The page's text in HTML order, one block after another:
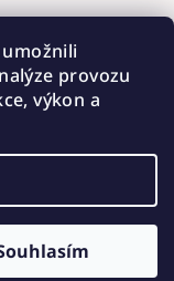
provozu
výkon a
. Všechna práva
cookies